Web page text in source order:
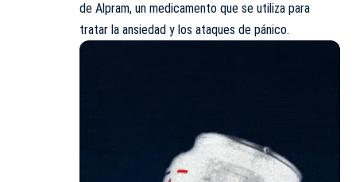
de Alpram, un medicamento que se utiliza para
tratar la ansiedad y los ataques de pánico.